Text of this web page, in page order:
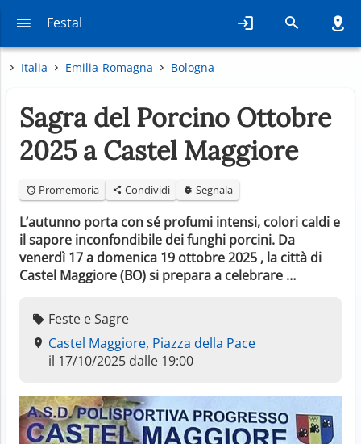
Festal
Italia Emilia-Romagna Bologna
Sagra del Porcino Ottobre
2025 a Castel Maggiore
Promemoria Condividi Segnala
L’autunno porta con sé profumi intensi, colori caldi e
il sapore inconfondibile dei funghi porcini. Da
venerdì 17 a domenica 19 ottobre 2025 , la città di
Castel Maggiore (BO) si prepara a celebrare …
Feste e Sagre
Castel Maggiore, Piazza della Pace
il 17/10/2025 dalle 19:00